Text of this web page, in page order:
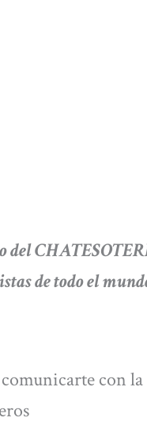
del
de todo el
con